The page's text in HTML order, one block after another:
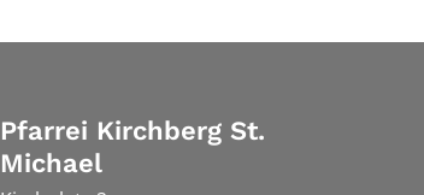
Pfarrei Kirchberg St.
Michael